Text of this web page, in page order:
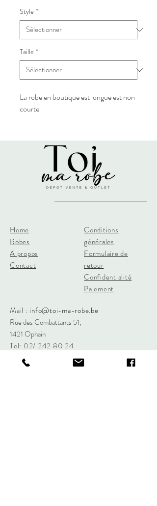
Style *
Taille *
La robe en boutique est longue est non
courte
Home
Robes
A propos
Contact
Conditions
générales
Formulaire de
retour
Confidentialité
Paiement
Mail : info@toi-ma-robe.be
Rue des Combattants 51,
1421 Ophain
Tel: 02/ 242 80 24